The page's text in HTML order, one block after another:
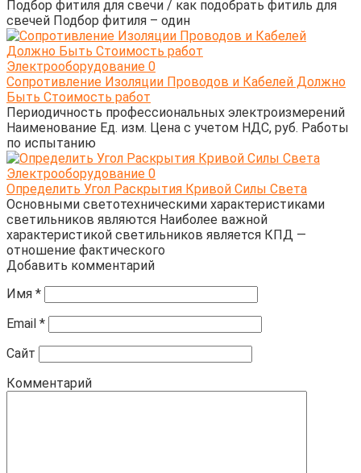
Подбор фитиля для свечи / как подобрать фитиль для
свечей Подбор фитиля – один
Электрооборудование 0
Сопротивление Изоляции Проводов и Кабелей Должно
Быть Стоимость работ
Периодичность профессиональных электроизмерений
Наименование Ед. изм. Цена с учетом НДС, руб. Работы
по испытанию
Электрооборудование 0
Определить Угол Раскрытия Кривой Силы Света
Основными светотехническими характеристиками
светильников являются Наиболее важной
характеристикой светильников является КПД —
отношение фактического
Добавить комментарий
Имя *
Email *
Сайт
Комментарий